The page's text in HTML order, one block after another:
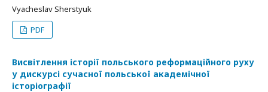
Vyacheslav Sherstyuk
PDF
Висвітлення історії польського реформаційного руху
у дискурсі сучасної польської академічної
історіографії